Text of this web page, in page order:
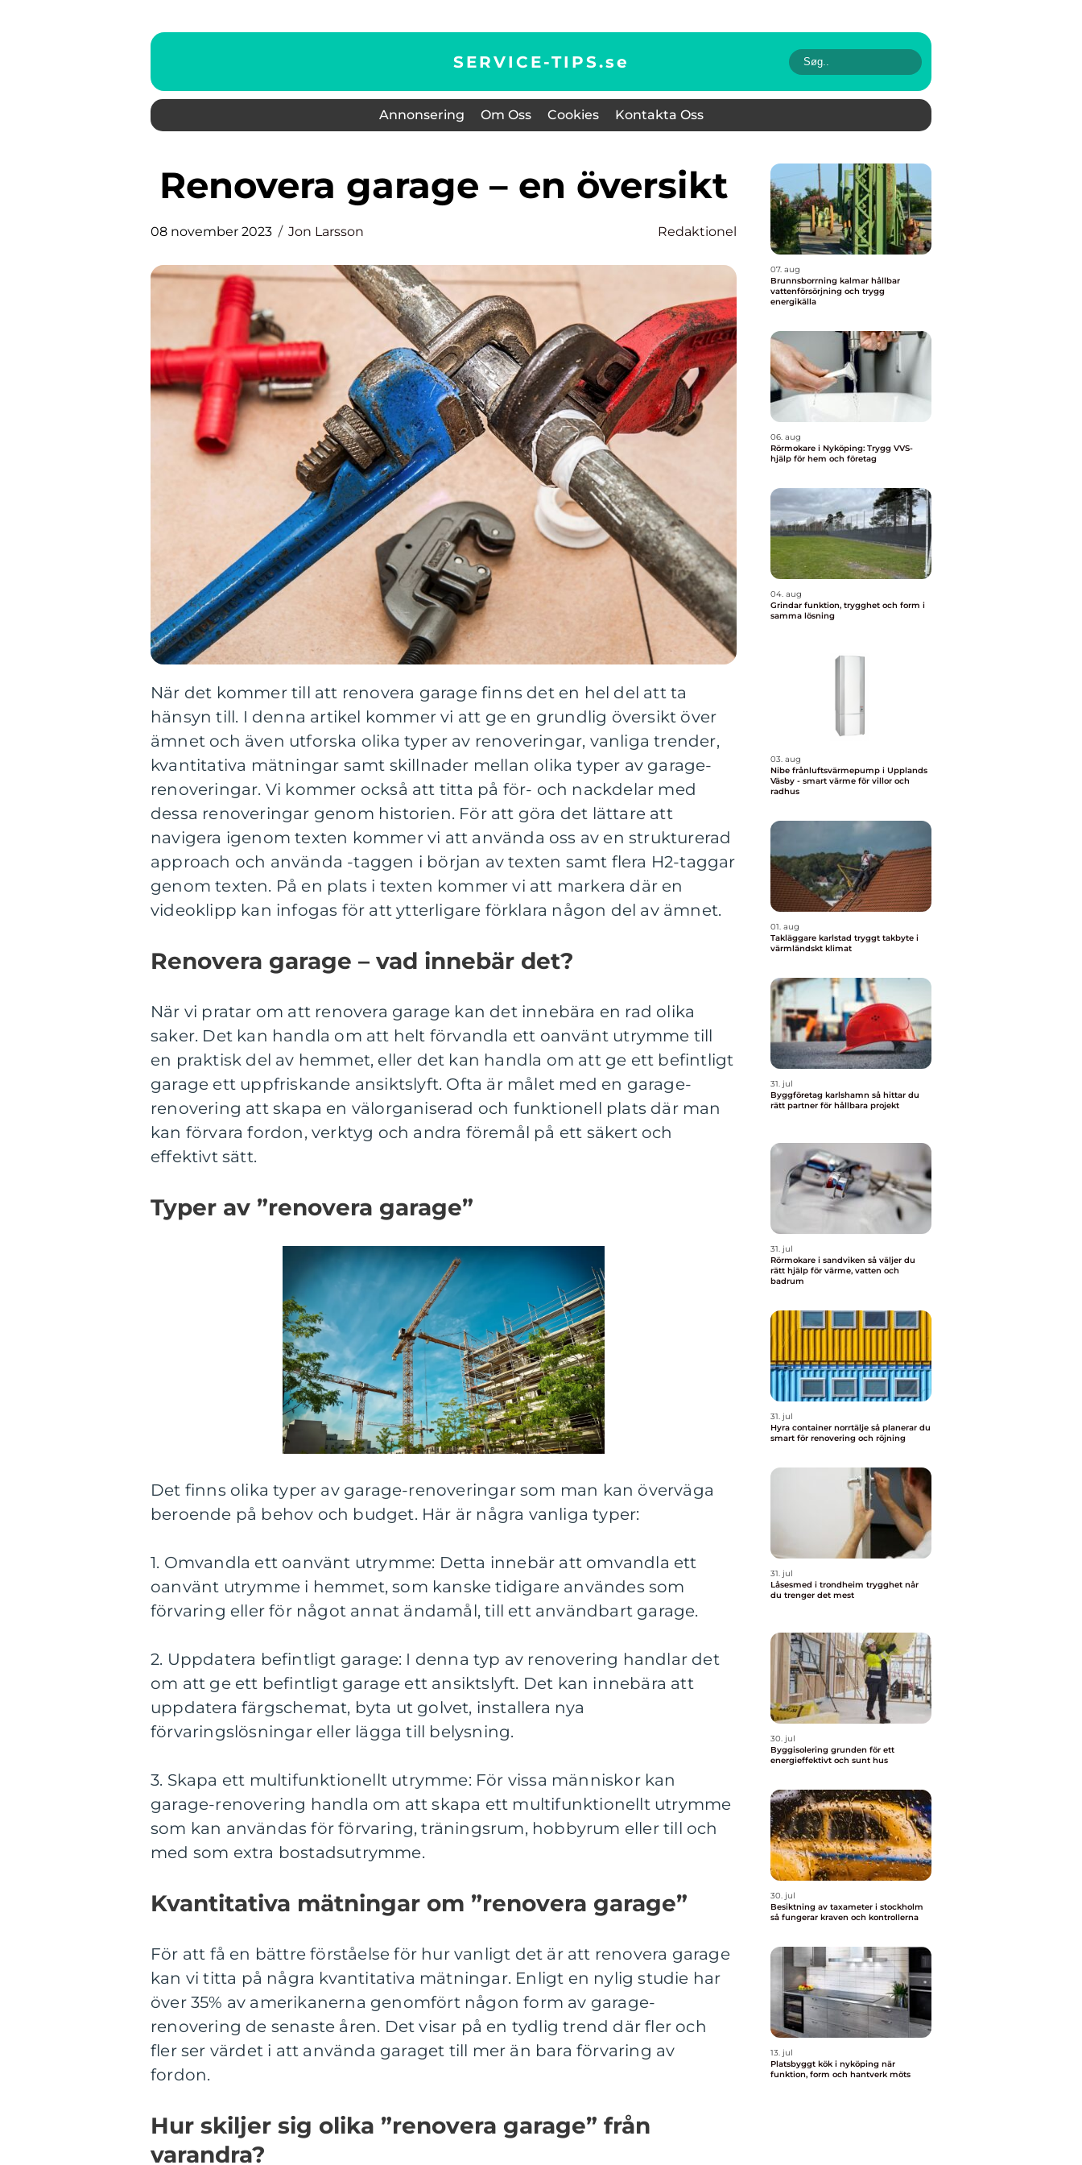
SERVICE-TIPS.se
Annonsering Om Oss Cookies Kontakta Oss
Renovera garage – en översikt
08 november 2023 Jon Larsson Redaktionel
När det kommer till att renovera garage finns det en hel del att ta
hänsyn till. I denna artikel kommer vi att ge en grundlig översikt över
ämnet och även utforska olika typer av renoveringar, vanliga trender,
kvantitativa mätningar samt skillnader mellan olika typer av garage-
renoveringar. Vi kommer också att titta på för- och nackdelar med
dessa renoveringar genom historien. För att göra det lättare att
navigera igenom texten kommer vi att använda oss av en strukturerad
approach och använda -taggen i början av texten samt flera H2-taggar
genom texten. På en plats i texten kommer vi att markera där en
videoklipp kan infogas för att ytterligare förklara någon del av ämnet.
Renovera garage – vad innebär det?
När vi pratar om att renovera garage kan det innebära en rad olika
saker. Det kan handla om att helt förvandla ett oanvänt utrymme till
en praktisk del av hemmet, eller det kan handla om att ge ett befintligt
garage ett uppfriskande ansiktslyft. Ofta är målet med en garage-
renovering att skapa en välorganiserad och funktionell plats där man
kan förvara fordon, verktyg och andra föremål på ett säkert och
effektivt sätt.
Typer av ”renovera garage”
Det finns olika typer av garage-renoveringar som man kan överväga
beroende på behov och budget. Här är några vanliga typer:
1. Omvandla ett oanvänt utrymme: Detta innebär att omvandla ett
oanvänt utrymme i hemmet, som kanske tidigare användes som
förvaring eller för något annat ändamål, till ett användbart garage.
2. Uppdatera befintligt garage: I denna typ av renovering handlar det
om att ge ett befintligt garage ett ansiktslyft. Det kan innebära att
uppdatera färgschemat, byta ut golvet, installera nya
förvaringslösningar eller lägga till belysning.
3. Skapa ett multifunktionellt utrymme: För vissa människor kan
garage-renovering handla om att skapa ett multifunktionellt utrymme
som kan användas för förvaring, träningsrum, hobbyrum eller till och
med som extra bostadsutrymme.
Kvantitativa mätningar om ”renovera garage”
För att få en bättre förståelse för hur vanligt det är att renovera garage
kan vi titta på några kvantitativa mätningar. Enligt en nylig studie har
över 35% av amerikanerna genomfört någon form av garage-
renovering de senaste åren. Det visar på en tydlig trend där fler och
fler ser värdet i att använda garaget till mer än bara förvaring av
fordon.
Hur skiljer sig olika ”renovera garage” från
varandra?
07. aug
Brunnsborrning kalmar hållbar
vattenförsörjning och trygg
energikälla
06. aug
Rörmokare i Nyköping: Trygg VVS-
hjälp för hem och företag
04. aug
Grindar funktion, trygghet och form i
samma lösning
03. aug
Nibe frånluftsvärmepump i Upplands
Väsby - smart värme för villor och
radhus
01. aug
Takläggare karlstad tryggt takbyte i
värmländskt klimat
31. jul
Byggföretag karlshamn så hittar du
rätt partner för hållbara projekt
31. jul
Rörmokare i sandviken så väljer du
rätt hjälp för värme, vatten och
badrum
31. jul
Hyra container norrtälje så planerar du
smart för renovering och röjning
31. jul
Låsesmed i trondheim trygghet når
du trenger det mest
30. jul
Byggisolering grunden för ett
energieffektivt och sunt hus
30. jul
Besiktning av taxameter i stockholm
så fungerar kraven och kontrollerna
13. jul
Platsbyggt kök i nyköping när
funktion, form och hantverk möts